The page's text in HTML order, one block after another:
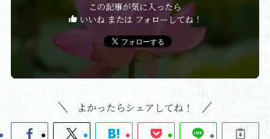
この記事が気に入ったら
いいね または フォローしてね！
よかったらシェアしてね！